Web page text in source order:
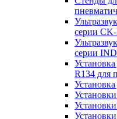
серии
серии
R134 для